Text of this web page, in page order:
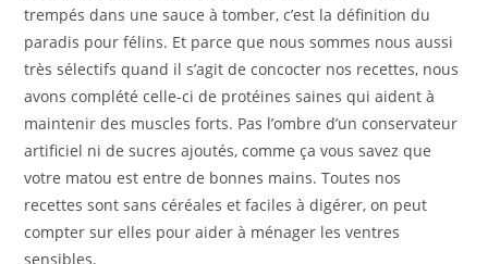
trempés dans une sauce à tomber, c’est la définition du
paradis pour félins. Et parce que nous sommes nous aussi
très sélectifs quand il s’agit de concocter nos recettes, nous
avons complété celle-ci de protéines saines qui aident à
maintenir des muscles forts. Pas l’ombre d’un conservateur
artificiel ni de sucres ajoutés, comme ça vous savez que
votre matou est entre de bonnes mains. Toutes nos
recettes sont sans céréales et faciles à digérer, on peut
compter sur elles pour aider à ménager les ventres
sensibles.